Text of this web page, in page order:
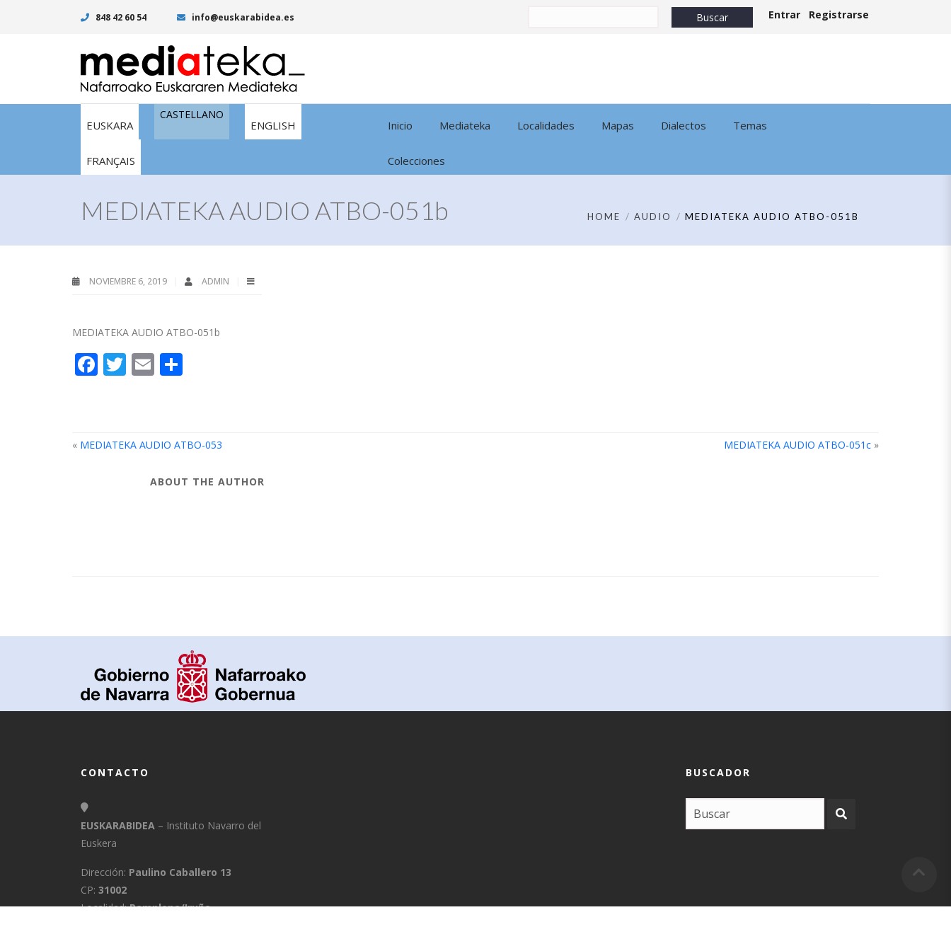
848 42 60 54 info@euskarabidea.es Entrar Registrarse
EUSKARA
CASTELLANO
ENGLISH
FRANÇAIS
Inicio Mediateka Localidades Mapas Dialectos Temas
Colecciones
MEDIATEKA AUDIO ATBO-051b HOME AUDIO MEDIATEKA AUDIO ATBO-051B
NOVIEMBRE 6, 2019 ADMIN
MEDIATEKA AUDIO ATBO-051b
Facebook
Twitter
Email
« MEDIATEKA AUDIO ATBO-053 MEDIATEKA AUDIO ATBO-051c »
ABOUT THE AUTHOR
CONTACTO
EUSKARABIDEA – Instituto Navarro del
Euskera
Dirección: Paulino Caballero 13
CP: 31002
Localidad:Pamplona/Iruña
BUSCADOR